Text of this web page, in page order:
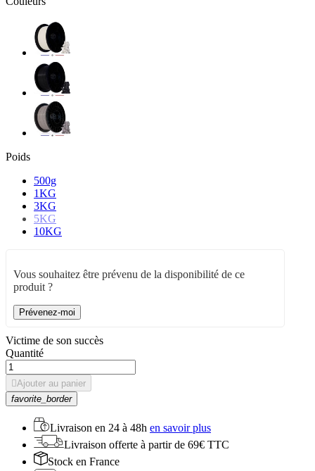
Poids
500g
1KG
3KG
5KG
10KG
Vous souhaitez être prévenu de la disponibilité de ce
produit ?
Prévenez-moi
Victime de son succès
Quantité
Ajouter au panier
favorite_border
Livraison en 24 à 48h en savoir plus
Livraison offerte à partir de 69€ TTC
Stock en France